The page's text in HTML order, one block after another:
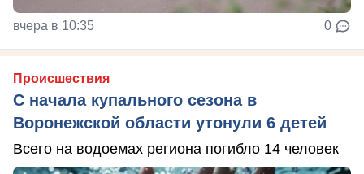
вчера в 10:35 0
Происшествия
С начала купального сезона в
Воронежской области утонули 6 детей
Всего на водоемах региона погибло 14 человек